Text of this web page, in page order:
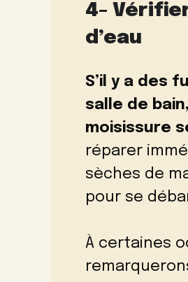
4-
d’eau
S’il y a des
salle de
moisissure
réparer
sèches de
pour se
À certaines